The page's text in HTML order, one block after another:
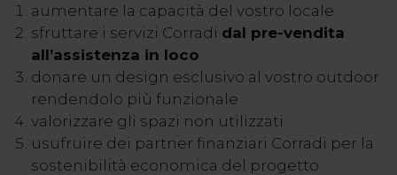
aumentare la capacità del vostro locale
sfruttare i servizi Corradi dal pre-vendita
all’assistenza in loco
donare un design esclusivo al vostro outdoor
rendendolo più funzionale
valorizzare gli spazi non utilizzati
usufruire dei partner finanziari Corradi per la
sostenibilità economica del progetto